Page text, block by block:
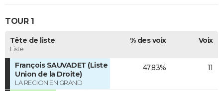
TOUR 1
Tête de liste
Liste
% des voix Voix
François SAUVADET (Liste
Union de la Droite)
LA REGION EN GRAND
47,83% 11